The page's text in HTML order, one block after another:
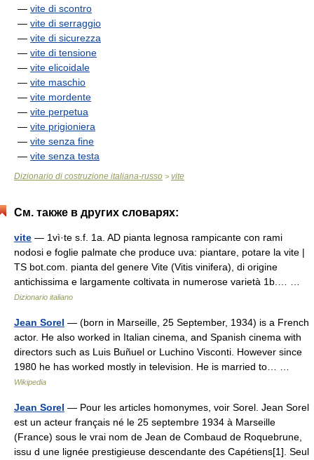
— vite di scontro
— vite di serraggio
— vite di sicurezza
— vite di tensione
— vite elicoidale
— vite maschio
— vite mordente
— vite perpetua
— vite prigioniera
— vite senza fine
— vite senza testa
Dizionario di costruzione italiana-russo > vite
См. также в других словарях:
vite — 1vì·te s.f. 1a. AD pianta legnosa rampicante con rami
nodosi e foglie palmate che produce uva: piantare, potare la vite |
TS bot.com. pianta del genere Vite (Vitis vinifera), di origine
antichissima e largamente coltivata in numerose varietà 1b.… …
Dizionario italiano
Jean Sorel — (born in Marseille, 25 September, 1934) is a French
actor. He also worked in Italian cinema, and Spanish cinema with
directors such as Luis Buñuel or Luchino Visconti. However since
1980 he has worked mostly in television. He is married to… …
Wikipedia
Jean Sorel — Pour les articles homonymes, voir Sorel. Jean Sorel
est un acteur français né le 25 septembre 1934 à Marseille
(France) sous le vrai nom de Jean de Combaud de Roquebrune,
issu d une lignée prestigieuse descendante des Capétiens[1]. Seul